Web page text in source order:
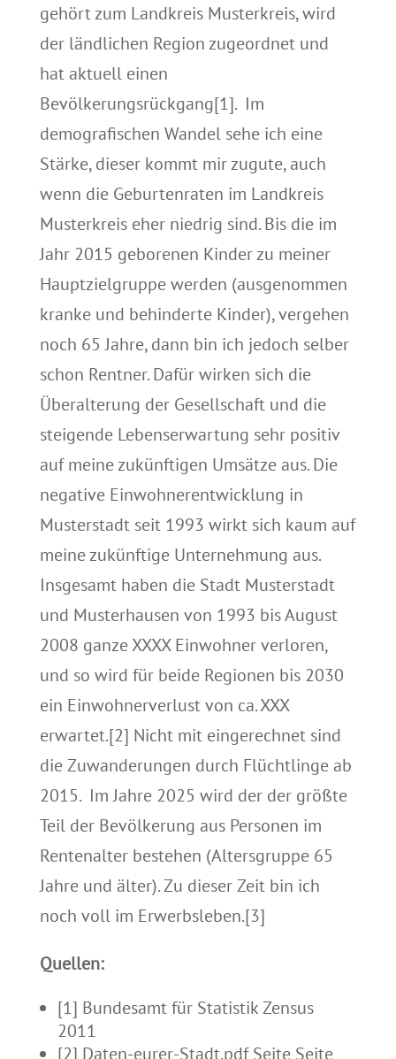
gehört zum Landkreis Musterkreis, wird
der ländlichen Region zugeordnet und
hat aktuell einen
Bevölkerungsrückgang[1]. Im
demografischen Wandel sehe ich eine
Stärke, dieser kommt mir zugute, auch
wenn die Geburtenraten im Landkreis
Musterkreis eher niedrig sind. Bis die im
Jahr 2015 geborenen Kinder zu meiner
Hauptzielgruppe werden (ausgenommen
kranke und behinderte Kinder), vergehen
noch 65 Jahre, dann bin ich jedoch selber
schon Rentner. Dafür wirken sich die
Überalterung der Gesellschaft und die
steigende Lebenserwartung sehr positiv
auf meine zukünftigen Umsätze aus. Die
negative Einwohnerentwicklung in
Musterstadt seit 1993 wirkt sich kaum auf
meine zukünftige Unternehmung aus.
Insgesamt haben die Stadt Musterstadt
und Musterhausen von 1993 bis August
2008 ganze XXXX Einwohner verloren,
und so wird für beide Regionen bis 2030
ein Einwohnerverlust von ca. XXX
erwartet.[2] Nicht mit eingerechnet sind
die Zuwanderungen durch Flüchtlinge ab
2015. Im Jahre 2025 wird der der größte
Teil der Bevölkerung aus Personen im
Rentenalter bestehen (Altersgruppe 65
Jahre und älter). Zu dieser Zeit bin ich
noch voll im Erwerbsleben.[3]
Quellen:
[1] Bundesamt für Statistik Zensus
2011
[2] Daten-eurer-Stadt.pdf Seite Seite